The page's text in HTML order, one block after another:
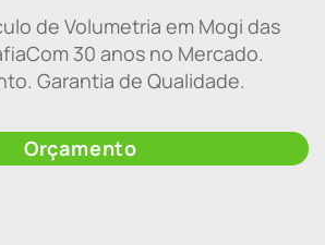
de Volumetria em Mogi das
30 anos no Mercado.
Garantia de Qualidade.
Orçamento